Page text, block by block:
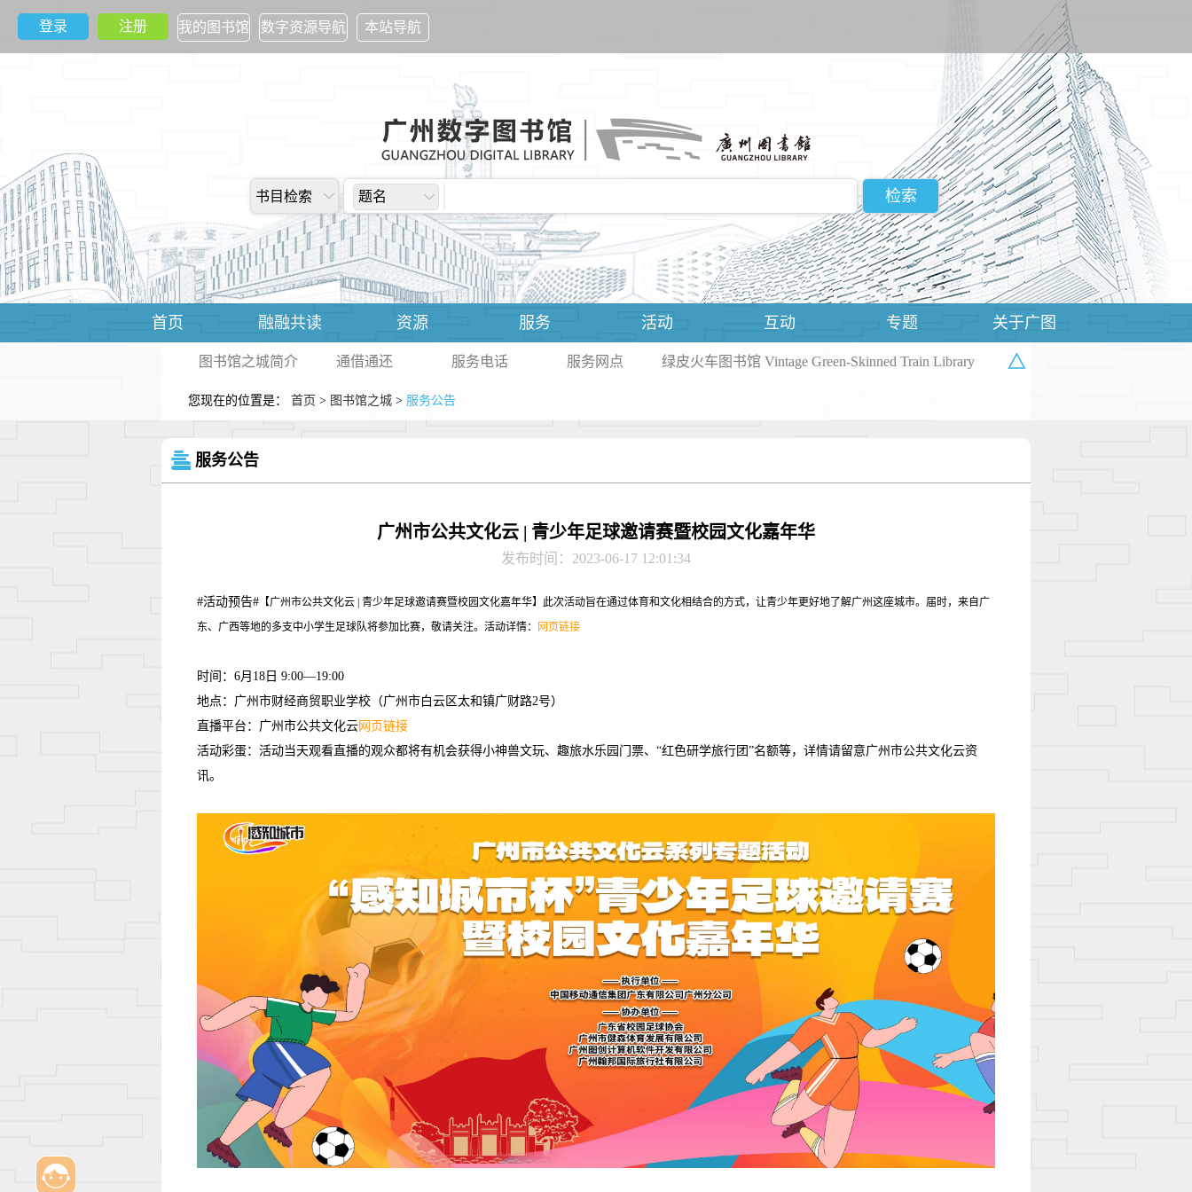
登录 注册 我的图书馆 数字资源导航 本站导航
书目检索 题名
首页 融融共读 资源 服务 活动 互动 专题 关于广图
△
图书馆之城简介 通借通还 服务电话 服务网点 绿皮火车图书馆 Vintage Green-Skinned Train Library
您现在的位置是： 首页 > 图书馆之城 > 服务公告
服务公告
广州市公共文化云 | 青少年足球邀请赛暨校园文化嘉年华
发布时间：2023-06-17 12:01:34
#活动预告# 【广州市公共文化云 | 青少年足球邀请赛暨校园文化嘉年华】此次活动旨在通过体育和文化相结合的方式，让青少年更好地了解广州这座城市。届时，来自广
东、广西等地的多支中小学生足球队将参加比赛，敬请关注。活动详情：
网页链接
时间：6月18日 9:00—19:00
地点：广州市财经商贸职业学校（广州市白云区太和镇广财路2号）
直播平台：广州市公共文化云网页链接
活动彩蛋：活动当天观看直播的观众都将有机会获得小神兽文玩、趣旅水乐园门票、“红色研学旅行团”名额等，详情请留意广州市公共文化云资
讯。